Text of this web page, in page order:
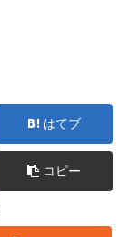
はてブ
コピー